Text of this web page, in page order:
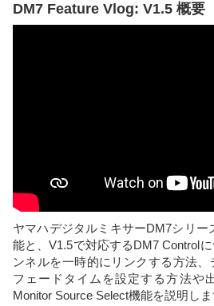
DM7 Feature Vlog: V1.5 概要
ヤマハデジタルミキサーDM7シリー
能と、V1.5で対応するDM7 Control
ンネルを一時的にリンクする方法
フェードタイムを設定する方法や
Monitor Source Select機能を説明しま